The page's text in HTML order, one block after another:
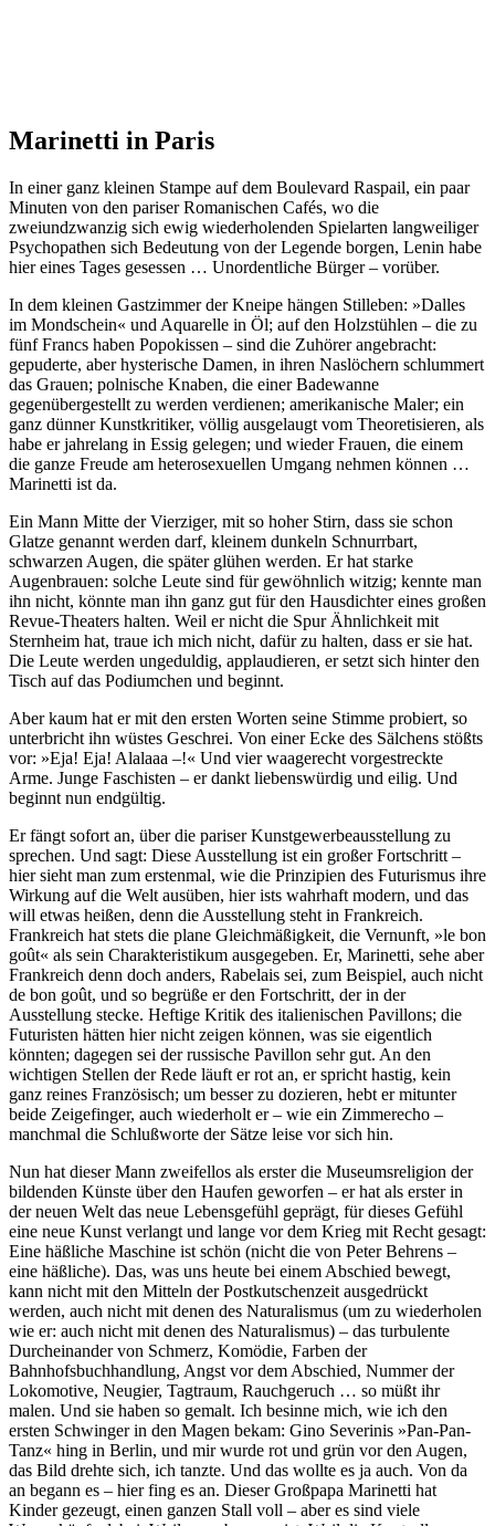
Marinetti in Paris
In einer ganz kleinen Stampe auf dem Boulevard Raspail, ein paar
Minuten von den pariser Romanischen Cafés, wo die
zweiundzwanzig sich ewig wiederholenden Spielarten langweiliger
Psychopathen sich Bedeutung von der Legende borgen, Lenin habe
hier eines Tages gesessen … Unordentliche Bürger – vorüber.
In dem kleinen Gastzimmer der Kneipe hängen Stilleben: »Dalles
im Mondschein« und Aquarelle in Öl; auf den Holzstühlen – die zu
fünf Francs haben Popokissen – sind die Zuhörer angebracht:
gepuderte, aber hysterische Damen, in ihren Naslöchern schlummert
das Grauen; polnische Knaben, die einer Badewanne
gegenübergestellt zu werden verdienen; amerikanische Maler; ein
ganz dünner Kunstkritiker, völlig ausgelaugt vom Theoretisieren, als
habe er jahrelang in Essig gelegen; und wieder Frauen, die einem
die ganze Freude am heterosexuellen Umgang nehmen können …
Marinetti ist da.
Ein Mann Mitte der Vierziger, mit so hoher Stirn, dass sie schon
Glatze genannt werden darf, kleinem dunkeln Schnurrbart,
schwarzen Augen, die später glühen werden. Er hat starke
Augenbrauen: solche Leute sind für gewöhnlich witzig; kennte man
ihn nicht, könnte man ihn ganz gut für den Hausdichter eines großen
Revue-Theaters halten. Weil er nicht die Spur Ähnlichkeit mit
Sternheim hat, traue ich mich nicht, dafür zu halten, dass er sie hat.
Die Leute werden ungeduldig, applaudieren, er setzt sich hinter den
Tisch auf das Podiumchen und beginnt.
Aber kaum hat er mit den ersten Worten seine Stimme probiert, so
unterbricht ihn wüstes Geschrei. Von einer Ecke des Sälchens stößts
vor: »Eja! Eja! Alalaaa –!« Und vier waagerecht vorgestreckte
Arme. Junge Faschisten – er dankt liebenswürdig und eilig. Und
beginnt nun endgültig.
Er fängt sofort an, über die pariser Kunstgewerbeausstellung zu
sprechen. Und sagt: Diese Ausstellung ist ein großer Fortschritt –
hier sieht man zum erstenmal, wie die Prinzipien des Futurismus ihre
Wirkung auf die Welt ausüben, hier ists wahrhaft modern, und das
will etwas heißen, denn die Ausstellung steht in Frankreich.
Frankreich hat stets die plane Gleichmäßigkeit, die Vernunft, »le bon
goût« als sein Charakteristikum ausgegeben. Er, Marinetti, sehe aber
Frankreich denn doch anders, Rabelais sei, zum Beispiel, auch nicht
de bon goût, und so begrüße er den Fortschritt, der in der
Ausstellung stecke. Heftige Kritik des italienischen Pavillons; die
Futuristen hätten hier nicht zeigen können, was sie eigentlich
könnten; dagegen sei der russische Pavillon sehr gut. An den
wichtigen Stellen der Rede läuft er rot an, er spricht hastig, kein
ganz reines Französisch; um besser zu dozieren, hebt er mitunter
beide Zeigefinger, auch wiederholt er – wie ein Zimmerecho –
manchmal die Schlußworte der Sätze leise vor sich hin.
Nun hat dieser Mann zweifellos als erster die Museumsreligion der
bildenden Künste über den Haufen geworfen – er hat als erster in
der neuen Welt das neue Lebensgefühl geprägt, für dieses Gefühl
eine neue Kunst verlangt und lange vor dem Krieg mit Recht gesagt:
Eine häßliche Maschine ist schön (nicht die von Peter Behrens –
eine häßliche). Das, was uns heute bei einem Abschied bewegt,
kann nicht mit den Mitteln der Postkutschenzeit ausgedrückt
werden, auch nicht mit denen des Naturalismus (um zu wiederholen
wie er: auch nicht mit denen des Naturalismus) – das turbulente
Durcheinander von Schmerz, Komödie, Farben der
Bahnhofsbuchhandlung, Angst vor dem Abschied, Nummer der
Lokomotive, Neugier, Tagtraum, Rauchgeruch … so müßt ihr
malen. Und sie haben so gemalt. Ich besinne mich, wie ich den
ersten Schwinger in den Magen bekam: Gino Severinis »Pan-Pan-
Tanz« hing in Berlin, und mir wurde rot und grün vor den Augen,
das Bild drehte sich, ich tanzte. Und das wollte es ja auch. Von da
an begann es – hier fing es an. Dieser Großpapa Marinetti hat
Kinder gezeugt, einen ganzen Stall voll – aber es sind viele